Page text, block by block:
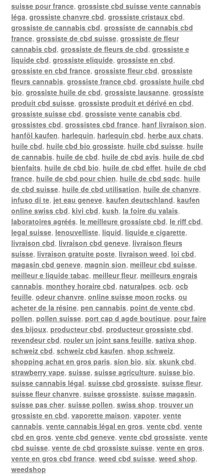
suisse pour france, grossiste cbd suisse vente cannabis
léga, grossiste chanvre cbd, grossiste cristaux cbd,
grossiste de cannabis cbd, grossiste de cannabis cbd
france, grossiste de cbd suisse, grossiste de fleur
cannabis cbd, grossiste de fleurs de cbd, grossiste e
liquide cbd, grossiste eliquide, grossiste en cbd,
grossiste en cbd france, grossiste fleur cbd, grossiste
fleurs cannabis, grossiste france cbd, grossiste huile cbd
bio, grossiste huile de cbd, grossiste lausanne, grossiste
produit cbd suisse, grossiste produit et dérivé en cbd,
grossiste suisse cbd, grossiste vente canabis cbd,
grossistes cbd, grossistes cbd france, hanf livraison sion,
hanföl kaufen, harlequin, harlequin cbd, herbe aux chats,
huile cbd, huile cbd bio grossiste, huile cbd suisse, huile
de cannabis, huile de cbd, huile de cbd avis, huile de cbd
bienfaits, huile de cbd bio, huile de cbd effet, huile de cbd
france, huile de cbd pour chien, huile de cbd sqdc, huile
de cbd suisse, huile de cbd utilisation, huile de chanvre,
infuso di te, jet eau geneve, kaufen deutschland, kaufen
online swiss cbd, kivi cbd, kush, la foire du valais,
laboratoires agréés, le meilleure grossiste cbd, le riff cbd,
legal suisse, lenouvelliste, liquid, liquide e cigarette,
livraison cbd, livraison cbd geneve, livraison fleurs
suisse, livraison gratuite poste, livraison weed, loi cbd,
magasin cbd geneve, magnin sion, meilleur cbd suisse,
meilleur e liquide tabac, meilleur fleur, meilleurs engrais
cannabis, monthey horaire cbd, naturalpes, ocb, ocb
feuille, odeur chanvre, online suisse moon rocks, ou
acheter de la résine, pen cannabis, point de vente cbd,
pollen, pollen suisse, port cap d agde boutique, pour faire
des bijoux, producteur cbd, producteur grossiste cbd,
revendeur cbd, rouler un joint sans feuille, sativa shop,
schweiz cbd, schweiz cbd kaufen, shop schweiz,
shopping achat en gros paris, sion bio, six, skunk cbd,
strawberry vape, suisse, suisse agriculture, suisse bio,
suisse cannabis légal, suisse cbd grossiste, suisse fleur,
suisse fleur chanvre, suisse grossiste, suisse magasin,
suisse pas cher, suisse pollen, swiss shop, trouver un
grossiste en cbd, vaporette maison, vapoter, vente
cannabis, vente cannabis légal en gros, vente cbd, vente
cbd en gros, vente cbd geneve, vente cbd grossiste, vente
cbd suisse, vente de cbd grossiste suisse, vente en gros,
vente en gros cbd france, weed cbd suisse, weed shop,
weedshop